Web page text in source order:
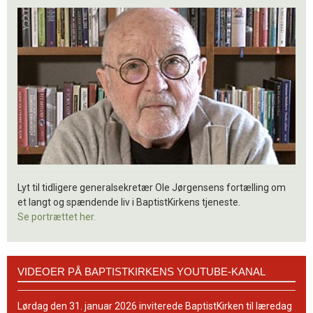
Lyt til tidligere generalsekretær Ole Jørgensens fortælling om
et langt og spændende liv i BaptistKirkens tjeneste.
Se portrættet her.
BaptistKirkens
YouTube-
VIDEOER PÅ BAPTISTKIRKENS YOUTUBE-KANAL
Lørdag den 31. januar 2026 inviterede BaptistKirken til læredag